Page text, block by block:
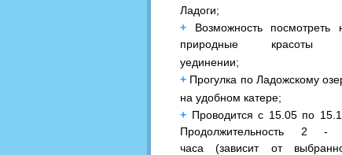
Ладоги;
+ Возможность посмотреть
природные красоты
уединении;
+ Прогулка по Ладожскому
на удобном катере;
+ Проводится с 15.05 по
Продолжительность 2 -
часа (зависит от